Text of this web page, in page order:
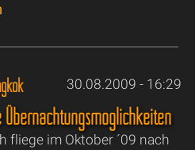
30.08.2009 - 16:29
Übernachtungsmöglichkeiten
fliege im Oktober ´09 nach